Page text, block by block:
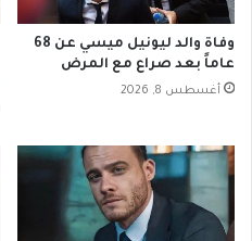
وفاة والد ليونيل ميسي عن 68
عاماً بعد صراع مع المرض
أغسطس 8, 2026